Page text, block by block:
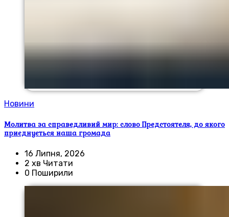
Новини
Молитва за справедливий мир: слово Предстоятеля, до якого
приєднується наша громада
16 Липня, 2026
2 хв Читати
0 Поширили